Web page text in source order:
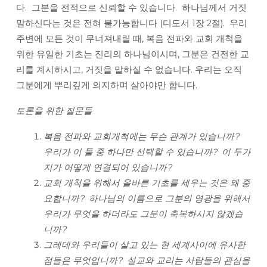
다. 그분을 전적으로 신뢰할 수 있습니다. 하나님께서 거짓
말하신다는 것은 전혀 불가능합니다 (디도서 1장 2절). 우리
주변에 모든 것이 무너져내릴 때, 복음 전파와 교회 개척을
위한 유일한 기초는 진리의 하나님이시며, 그분은 건전한 교
리를 계시하시고, 거짓을 말하실 수 없습니다. 우리는 오직
그분에게 뿌리깊게 의지하며 살아야만 합니다.
토론을 위한 질문들
복음 전파와 교회개척에는 무슨 관계가 있습니까?
우리가 이 둘 중 하나만 선택할 수 있습니까? 이 두가
지가 어떻게 연결되어 있습니까?
교회 개척을 위해서 올바른 기초를 세우는 것은 왜 중
요합니까? 하나님의 이름으로 그분의 영광을 위해서
우리가 무엇을 하더라도 그분이 축복하시지 않겠습
니까?
그레데와 우리들이 살고 있는 현 세계사이에 유사한
점들은 무엇입니까? 설교와 교리는 사람들의 관심을